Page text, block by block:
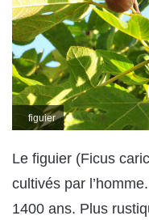
figuier
Le figuier (Ficus
cultivés par
1400 ans. Plus